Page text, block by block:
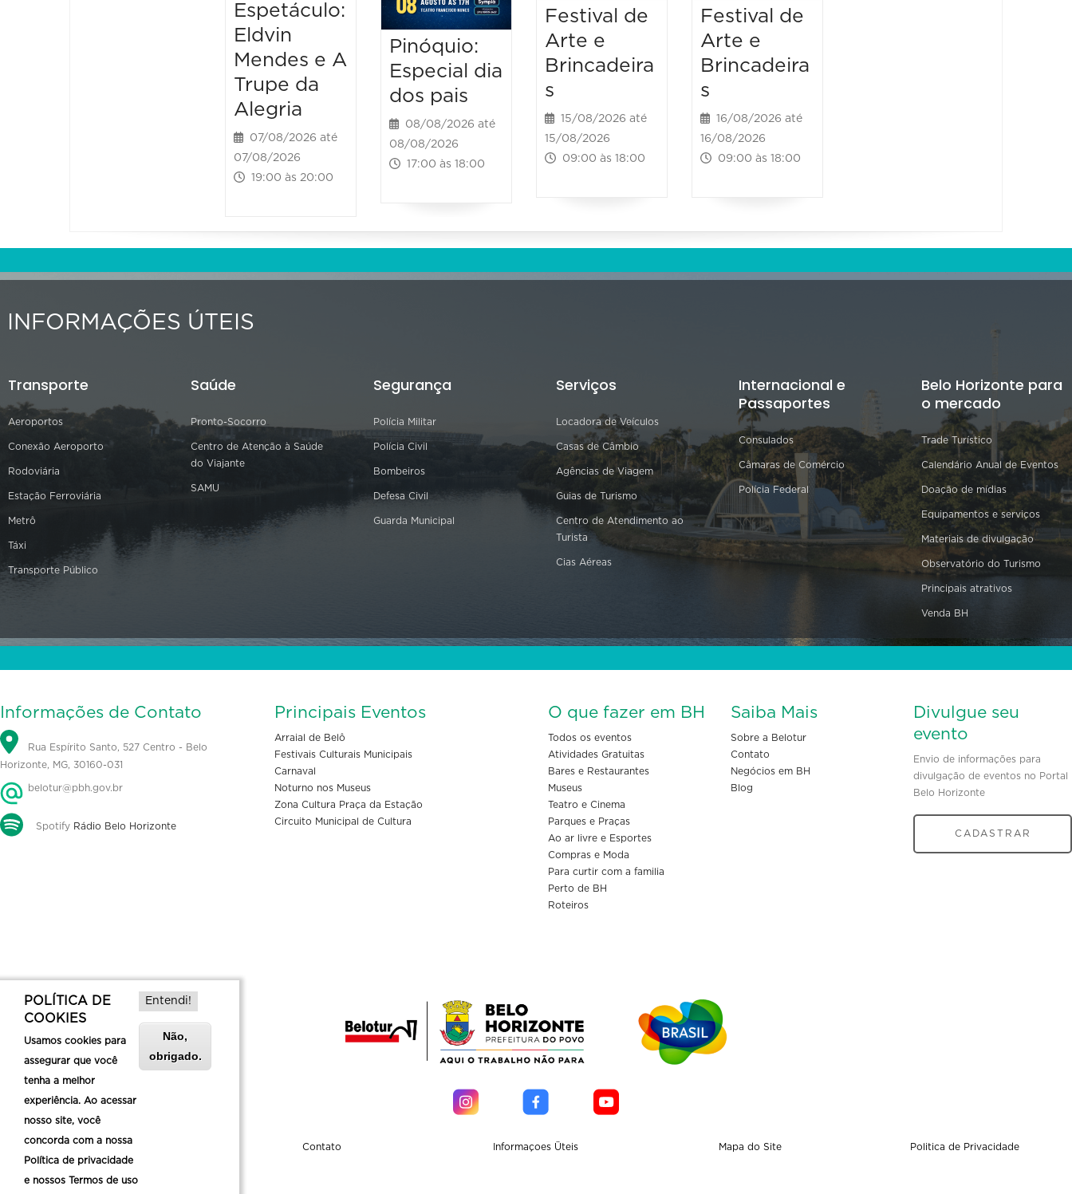
Espetáculo:
Eldvin
Mendes e A
Trupe da
Alegria
07/08/2026 até
07/08/2026
19:00 às 20:00
Pinóquio:
Especial dia
dos pais
08/08/2026 até
08/08/2026
17:00 às 18:00
Festival de
Arte e
Brincadeira
s
15/08/2026 até
15/08/2026
09:00 às 18:00
Festival de
Arte e
Brincadeira
s
16/08/2026 até
16/08/2026
09:00 às 18:00
INFORMAÇÕES ÚTEIS
Transporte
Aeroportos
Conexão Aeroporto
Rodoviária
Estação Ferroviária
Metrô
Táxi
Transporte Público
Saúde
Pronto-Socorro
Centro de Atenção à Saúde
do Viajante
SAMU
Segurança
Polícia Militar
Polícia Civil
Bombeiros
Defesa Civil
Guarda Municipal
Serviços
Locadora de Veículos
Casas de Câmbio
Agências de Viagem
Guias de Turismo
Centro de Atendimento ao
Turista
Cias Aéreas
Internacional e
Passaportes
Consulados
Câmaras de Comércio
Polícia Federal
Belo Horizonte para
o mercado
Trade Turístico
Calendário Anual de Eventos
Doação de mídias
Equipamentos e serviços
Materiais de divulgação
Observatório do Turismo
Principais atrativos
Venda BH
Informações de Contato
Rua Espírito Santo, 527 Centro - Belo
Horizonte, MG, 30160-031
belotur@pbh.gov.br
Spotify Rádio Belo Horizonte
Principais Eventos
Arraial de Belô
Festivais Culturais Municipais
Carnaval
Noturno nos Museus
Zona Cultura Praça da Estação
Circuito Municipal de Cultura
O que fazer em BH
Todos os eventos
Atividades Gratuitas
Bares e Restaurantes
Museus
Teatro e Cinema
Parques e Praças
Ao ar livre e Esportes
Compras e Moda
Para curtir com a familia
Perto de BH
Roteiros
Saiba Mais
Sobre a Belotur
Contato
Negócios em BH
Blog
Divulgue seu
evento
Envio de informações para
divulgação de eventos no Portal
Belo Horizonte
CADASTRAR
Sobre a Belotur Contato Informaçoes Üteis Mapa do Site Politica de Privacidade
POLÍTICA DE
COOKIES
Usamos cookies para
assegurar que você
tenha a melhor
experiência. Ao acessar
nosso site, você
concorda com a nossa
Política de privacidade
e nossos Termos de uso
Entendi!
Não,
obrigado.